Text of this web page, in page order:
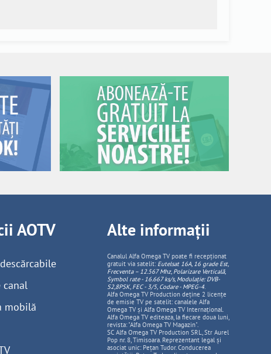
AOTV
canal
mobilă
Alte informații
Canalul Alfa Omega TV poate fi recepționat
gratuit via satelit: Eutelsat 16A, 16 grade Est,
Frecventa – 12.567 Mhz, PolarizareVerticală,
Symbol rate - 16.667 ks/s, Modulație: DVB-
S2,8PSK, FEC - 3/5, Codare - MPEG-4.
Alfa Omega TV Production deține 2 licențe
de emisie TV pe satelit: canalele Alfa
Omega TV și Alfa Omega TV Internațional.
Alfa Omega TV editeaza, la fiecare doua luni,
revista: "Alfa Omega TV Magazin".
SC Alfa Omega TV Production SRL, Str Aurel
Pop nr. 8, Timisoara. Reprezentant legal și
asociat unic: Pețan Tudor. Conducerea